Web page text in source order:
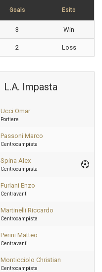
Goals Esito
3 Win
2 Loss
L.A. Impasta
Ucci Omar
Portiere
Passoni Marco
Centrocampista
Spina Alex
Centrocampista
Furlani Enzo
Centravanti
Martinelli Riccardo
Centrocampista
Perini Matteo
Centravanti
Monticciolo Christian
Centrocampista